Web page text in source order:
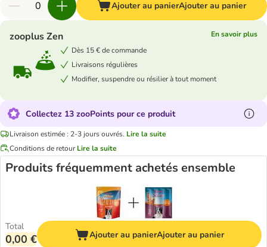
Ajouter au panierAjouter au panier
zooplus Zen
En savoir plus
Dès 15 € de commande
Livraisons régulières
Modifier, suspendre ou résilier à tout moment
Collectez 13 zooPoints pour ce produit
Livraison estimée : 2-3 jours ouvrés. Lire la suite
Conditions de retour Lire la suite
Produits fréquemment achetés ensemble
Total
0,00 € Ajouter au panierAjouter au panier